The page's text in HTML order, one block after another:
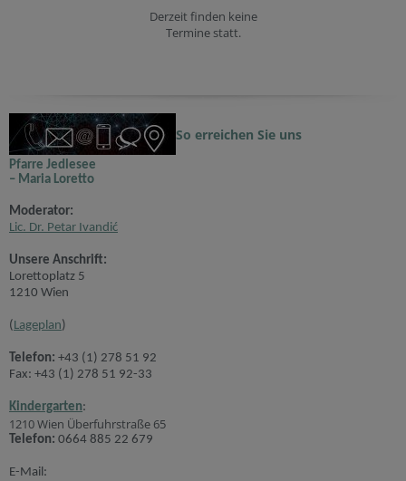
Derzeit finden keine
Termine statt.
So erreichen Sie uns
Pfarre Jedlesee
– Maria Loretto
Moderator:
Lic. Dr. Petar Ivandić
Unsere Anschrift:
Lorettoplatz 5
1210 Wien
(Lageplan)
Telefon: +43 (1) 278 51 92
Fax: +43 (1) 278 51 92-33
Kindergarten:
1210 Wien Überfuhrstraße 65
Telefon: 0664 885 22 679
E-Mail: